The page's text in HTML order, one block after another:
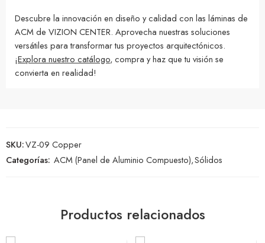
Descubre la innovación en diseño y calidad con las láminas de
ACM de VIZION CENTER. Aprovecha nuestras soluciones
versátiles para transformar tus proyectos arquitectónicos.
¡Explora nuestro catálogo, compra y haz que tu visión se
convierta en realidad!
SKU:VZ-09 Copper
Categorías: ACM (Panel de Aluminio Compuesto),Sólidos
Productos relacionados